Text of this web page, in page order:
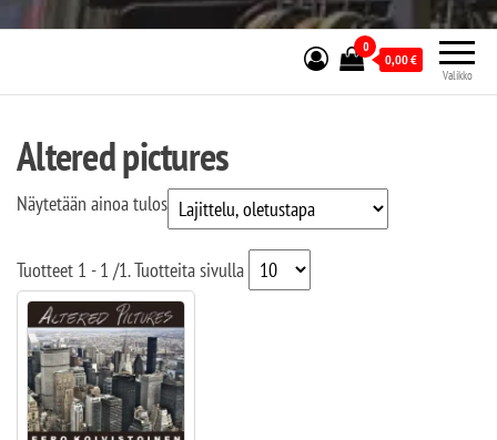
kivijalkakauppa Helsingissä Kallion
sydämessä.
Valikko
0
0,00€
Altered pictures
Näytetään ainoa tulos
Tuotteet 1 - 1 /1. Tuotteita sivulla